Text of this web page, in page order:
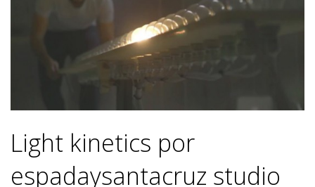
Contacto
Light kinetics por
espadaysantacruz studio